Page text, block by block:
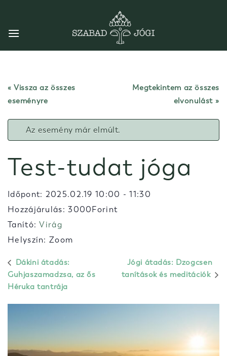
content
« Vissza az összes
eseményre
Megtekintem az összes
elvonulást
Az esemény már elmúlt.
Test-tudat jóga
Időpont: 2025.02.19 10:00 -11:30
Hozzájárulás: 3000Forint
Tanító:Virág
Helyszín: Zoom
Dákini átadás:
Guhjaszamadzsa, az ős
Héruka tantrája
Jógi átadás: Dzogcsen
tanítások és meditációk